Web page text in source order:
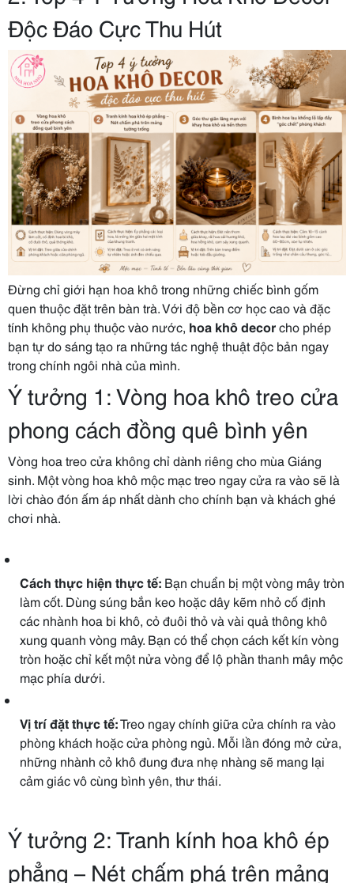
Độc Đáo Cực Thu Hút
Đừng chỉ giới hạn hoa khô trong những chiếc bình gốm
quen thuộc đặt trên bàn trà. Với độ bền cơ học cao và đặc
tính không phụ thuộc vào nước, hoa khô decorcho phép
bạn tự do sáng tạo ra những tác nghệ thuật độc bản ngay
trong chính ngôi nhà của mình.
Ý tưởng 1: Vòng hoa khô treo cửa
phong cách đồng quê bình yên
Vòng hoa treo cửa không chỉ dành riêng cho mùa Giáng
sinh. Một vòng hoa khô mộc mạc treo ngay cửa ra vào sẽ là
lời chào đón ấm áp nhất dành cho chính bạn và khách ghé
chơi nhà.
Cách thực hiện thực tế: Bạn chuẩn bị một vòng mây tròn
làm cốt. Dùng súng bắn keo hoặc dây kẽm nhỏ cố định
các nhành hoa bi khô, cỏ đuôi thỏ và vài quả thông khô
xung quanh vòng mây. Bạn có thể chọn cách kết kín vòng
tròn hoặc chỉ kết một nửa vòng để lộ phần thanh mây mộc
mạc phía dưới.
Vị trí đặt thực tế:Treo ngay chính giữa cửa chính ra vào
phòng khách hoặc cửa phòng ngủ. Mỗi lần đóng mở cửa,
những nhành cỏ khô đung đưa nhẹ nhàng sẽ mang lại
cảm giác vô cùng bình yên, thư thái.
Ý tưởng 2: Tranh kính hoa khô ép
phẳng – Nét chấm phá trên mảng